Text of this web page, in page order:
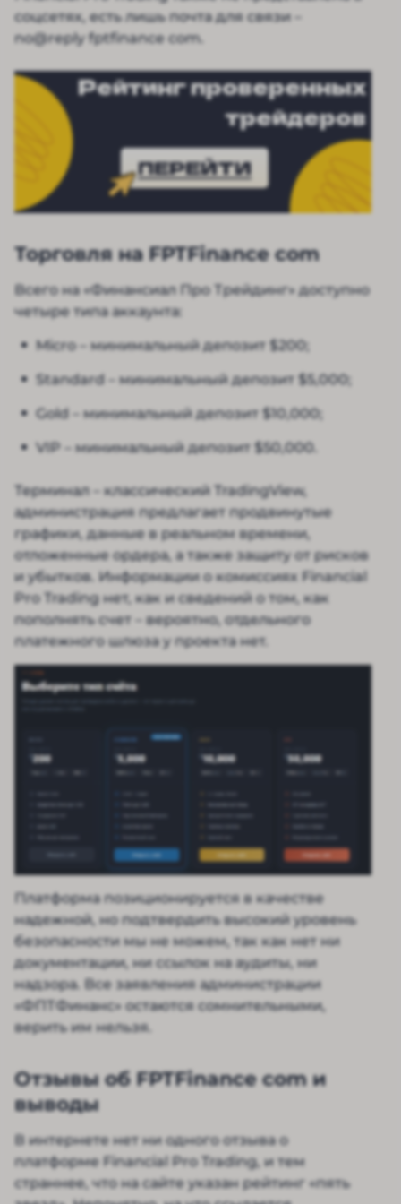
соцсетях, есть лишь почта для связи –
no@reply fptfinance com.
Рейтинг проверенных
трейдеров
ПЕРЕЙТИ
Торговля на FPTFinance com
Всего на «Финансиал Про Трейдинг» доступно
четыре типа аккаунта:
Micro – минимальный депозит $200;
Standard – минимальный депозит $5,000;
Gold – минимальный депозит $10,000;
VIP – минимальный депозит $50,000.
Терминал – классический TradingView,
администрация предлагает продвинутые
графики, данные в реальном времени,
отложенные ордера, а также защиту от рисков
и убытков. Информации о комиссиях Financial
Pro Trading нет, как и сведений о том, как
пополнять счет – вероятно, отдельного
платежного шлюза у проекта нет.
Платформа позиционируется в качестве
надежной, но подтвердить высокий уровень
безопасности мы не можем, так как нет ни
документации, ни ссылок на аудиты, ни
надзора. Все заявления администрации
«ФПТФинанс» остаются сомнительными,
верить им нельзя.
Отзывы об FPTFinance com и
выводы
В интернете нет ни одного отзыва о
платформе Financial Pro Trading, и тем
страннее, что на сайте указан рейтинг «пять